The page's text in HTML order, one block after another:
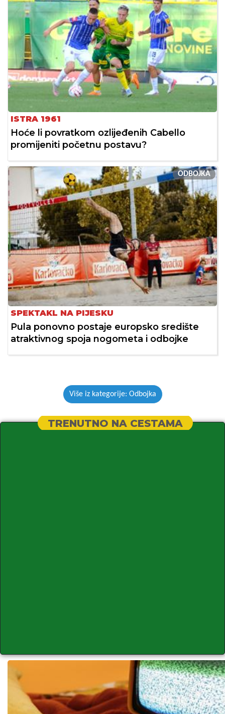
ISTRA 1961
Hoće li povratkom ozlijeđenih Cabello
promijeniti početnu postavu?
ODBOJKA
SPEKTAKL NA PIJESKU
Pula ponovno postaje europsko središte
atraktivnog spoja nogometa i odbojke
Više iz kategorije: Odbojka
TRENUTNO NA CESTAMA